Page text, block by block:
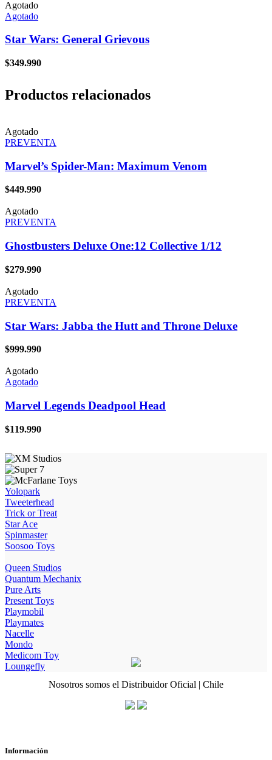
Agotado
Agotado
Star Wars: General Grievous
$349.990
Productos relacionados
Agotado
PREVENTA
Marvel’s Spider-Man: Maximum Venom
$449.990
Agotado
PREVENTA
Ghostbusters Deluxe One:12 Collective 1/12
$279.990
Agotado
PREVENTA
Star Wars: Jabba the Hutt and Throne Deluxe
$999.990
Agotado
Agotado
Marvel Legends Deadpool Head
$119.990
Yolopark
Tweeterhead
Trick or Treat
Star Ace
Spinmaster
Soosoo Toys
Queen Studios
Quantum Mechanix
Pure Arts
Present Toys
Playmobil
Playmates
Nacelle
Mondo
Medicom Toy
Loungefly
Nosotros somos el Distribuidor Oficial | Chile
Información